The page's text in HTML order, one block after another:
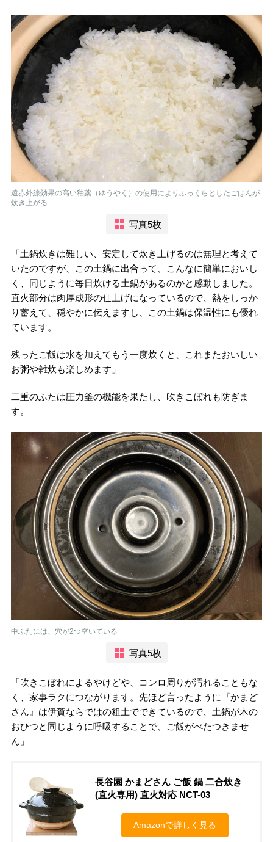
遠赤外線効果の高い釉薬（ゆうやく）の使用によりふっくらとしたごはんが
炊き上がる
写真5枚
「土鍋炊きは難しい、安定して炊き上げるのは無理と考えて
いたのですが、この土鍋に出合って、こんなに簡単においし
く、同じように毎日炊ける土鍋があるのかと感動しました。
直火部分は肉厚成形の仕上げになっているので、熱をしっか
り蓄えて、穏やかに伝えますし、この土鍋は保温性にも優れ
ています。
残ったご飯は水を加えてもう一度炊くと、これまたおいしい
お粥や雑炊も楽しめます」
二重のふたは圧力釜の機能を果たし、吹きこぼれも防ぎま
す。
中ふたには、穴が2つ空いている
写真5枚
「吹きこぼれによるやけどや、コンロ周りが汚れることもな
く、家事ラクにつながります。先ほど言ったように『かまど
さん』は伊賀ならではの粗土でできているので、土鍋が木の
おひつと同じように呼吸することで、ご飯がべたつきませ
ん」
長谷園 かまどさん ご飯 鍋 二合炊き
(直火専用) 直火対応 NCT-03
Amazonで詳しく見る